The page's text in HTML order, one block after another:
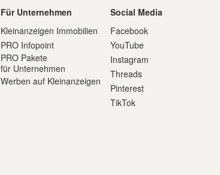
Für Unternehmen
Kleinanzeigen Immobilien
PRO Infopoint
PRO Pakete
für Unternehmen
Werben auf Kleinanzeigen
Social Media
Facebook
YouTube
Instagram
Threads
Pinterest
TikTok